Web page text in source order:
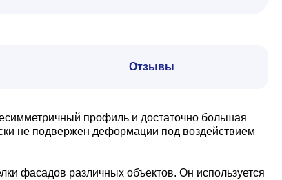
Отзывы
профиль и достаточно большая
не подвержен деформации под воздействием
фасадов различных объектов. Он используется